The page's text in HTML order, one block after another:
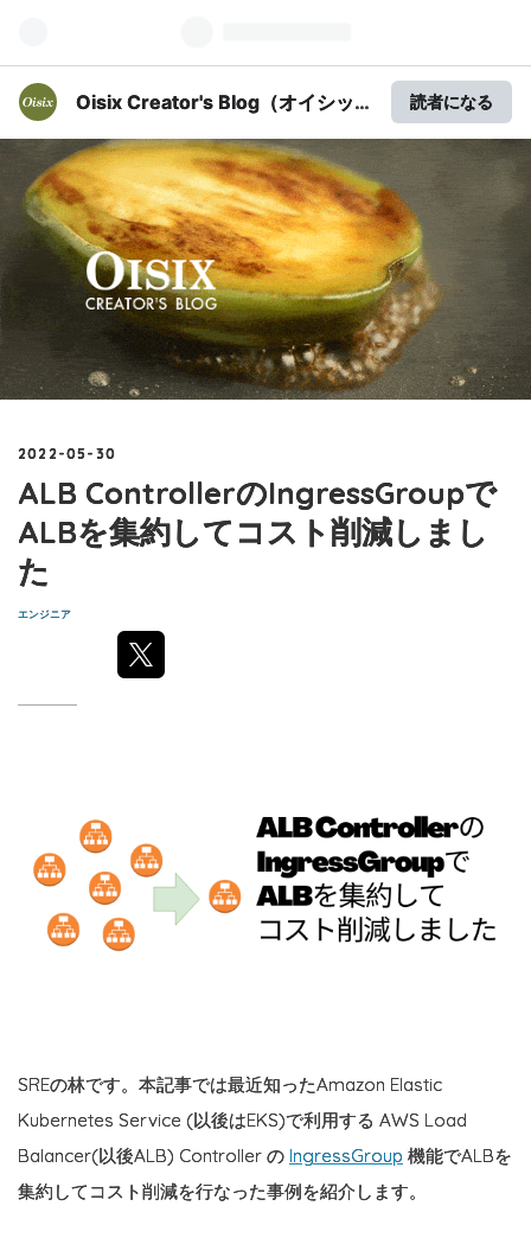
Oisix Creator's Blog（オイシッ
読者になる
2022-05- 30
ALB ControllerのIngressGroupで
ALBを集約してコスト削減しまし
た
エンジニア
SREの林です。本記事では最近知ったAmazon Elastic
Kubernetes Service (以後はEKS)で利用する AWS Load
Balancer(以後ALB) Controller の IngressGroup 機能でALBを
集約してコスト削減を行なった事例を紹介します。